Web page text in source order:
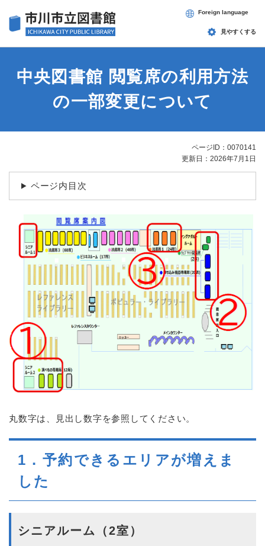
見やすくする
Foreign language
中央図書館 閲覧席の利用方法
の一部変更について
ページID：0070141
更新日：2026年7月1日
ページ内目次
丸数字は、見出し数字を参照してください。
1．予約できるエリアが増えま
した
シニアルーム（2室）